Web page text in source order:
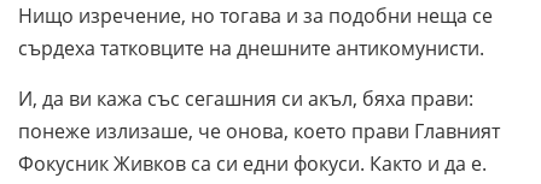
Нищо изречение, но тогава и за подобни неща се
сърдеха татковците на днешните антикомунисти.
И, да ви кажа със сегашния си акъл, бяха прави:
понеже излизаше, че онова, което прави Главният
Фокусник Живков са си едни фокуси. Както и да е.